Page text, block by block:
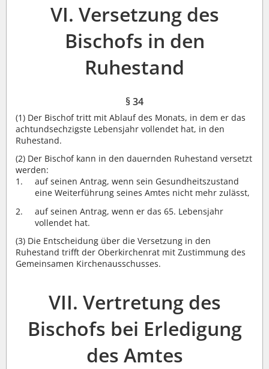
VI. Versetzung des
Bischofs in den
Ruhestand
§ 34
(1) Der Bischof tritt mit Ablauf des Monats, in dem er das
achtundsechzigste Lebensjahr vollendet hat, in den
Ruhestand.
(2) Der Bischof kann in den dauernden Ruhestand versetzt
werden:
auf seinen Antrag, wenn sein Gesundheitszustand
eine Weiterführung seines Amtes nicht mehr zulässt,
auf seinen Antrag, wenn er das 65. Lebensjahr
vollendet hat.
(3) Die Entscheidung über die Versetzung in den
Ruhestand trifft der Oberkirchenrat mit Zustimmung des
Gemeinsamen Kirchenausschusses.
VII. Vertretung des
Bischofs bei Erledigung
des Amtes